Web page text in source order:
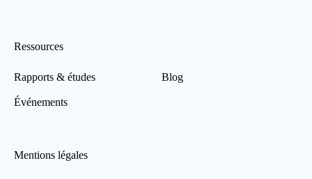
Ressources
Rapports & études
Événements
Blog
Mentions légales